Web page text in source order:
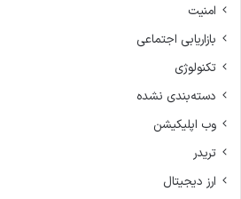
امنیت
بازاریابی اجتماعی
تکنولوژی
دسته‌بندی نشده
وب اپلیکیشن
تریدر
ارز دیجیتال